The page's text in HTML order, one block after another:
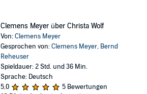
Clemens Meyer über Christa Wolf
Von:Clemens Meyer
Gesprochen von:Clemens Meyer, Bernd
Reheuser
Spieldauer: 2 Std. und 36 Min.
Sprache: Deutsch
5,0
5 Bewertungen